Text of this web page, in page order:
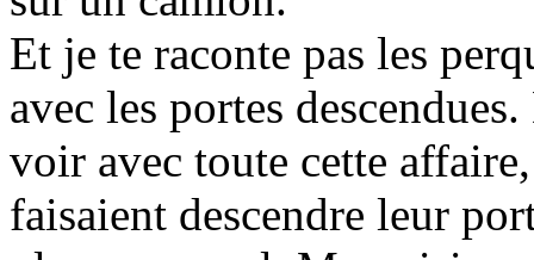
Et je te raconte pas les
avec les portes
voir avec toute cette
faisaient descendre leur